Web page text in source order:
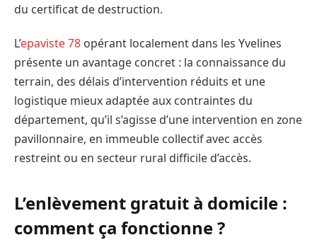
du certificat de destruction.
L’epaviste 78 opérant localement dans les Yvelines
présente un avantage concret : la connaissance du
terrain, des délais d’intervention réduits et une
logistique mieux adaptée aux contraintes du
département, qu’il s’agisse d’une intervention en zone
pavillonnaire, en immeuble collectif avec accès
restreint ou en secteur rural difficile d’accès.
L’enlèvement gratuit à domicile :
comment ça fonctionne ?